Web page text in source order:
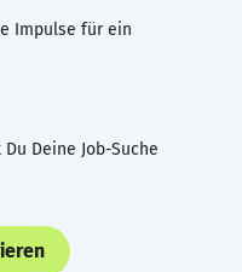
Impulse für ein
Deine Job-Suche